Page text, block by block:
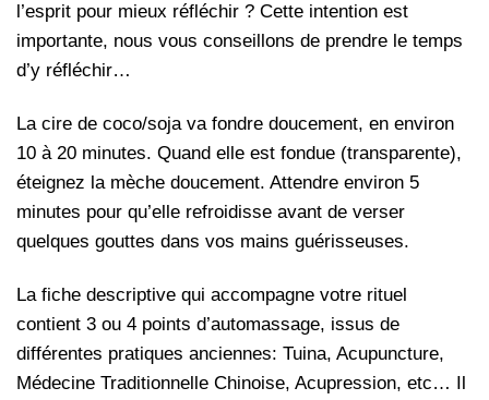
l’esprit pour mieux réfléchir ? Cette intention est
importante, nous vous conseillons de prendre le temps
d’y réfléchir…
La cire de coco/soja va fondre doucement, en environ
10 à 20 minutes. Quand elle est fondue (transparente),
éteignez la mèche doucement. Attendre environ 5
minutes pour qu’elle refroidisse avant de verser
quelques gouttes dans vos mains guérisseuses.
La fiche descriptive qui accompagne votre rituel
contient 3 ou 4 points d’automassage, issus de
différentes pratiques anciennes: Tuina, Acupuncture,
Médecine Traditionnelle Chinoise, Acupression, etc… Il